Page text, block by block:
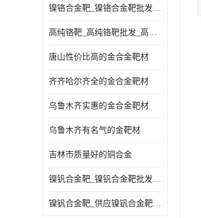
镧靶材
镍铬合金靶_镍铬合金靶批发_镍铬合金靶供应商
高纯铬靶_高纯铬靶批发_高纯铬靶厂家
唐山性价比高的金合金靶材
齐齐哈尔齐全的金合金靶材
乌鲁木齐实惠的金合金靶材
乌鲁木齐有名气的金靶材
吉林市质量好的铜合金
镍钒合金靶_镍钒合金靶批发_镍钒合金靶供应商
镍钒合金靶_供应镍钒合金靶_镍钒合金靶厂家